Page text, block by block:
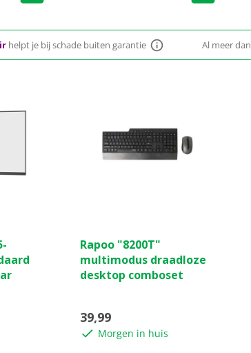
helpt je bij schade buiten garantie Al meer dan
van
de
5
Rapoo "8200T"
multimodus draadloze
desktop comboset
39,99
Morgen in huis